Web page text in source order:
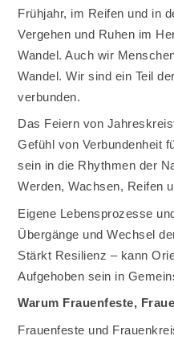
Frühjahr, im Reifen und in
Vergehen und Ruhen im
Wandel. Auch wir
Wandel. Wir sind ein Teil
verbunden.
Das Feiern von
Gefühl von Verbundenheit
sein in die Rhythmen der
Werden, Wachsen, Reifen
Eigene Lebensprozesse
Übergänge und Wechsel
Stärkt Resilienz – kann
Aufgehoben sein in
Warum Frauenfeste,
Frauenfeste und